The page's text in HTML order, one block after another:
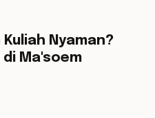
5 min read
Nyaman?
di Ma'soem